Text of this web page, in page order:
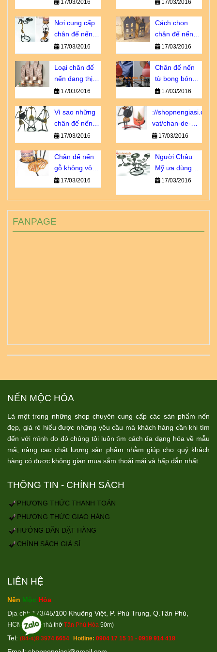
bỏ qua
17/03/2016 17/03/2016
Nơi cung cấp
chân đế nến
giá sỉ chiết
khấu cao
17/03/2016
Cách chọn
chân đế nến
tôn vinh vẻ đẹp
nội thất
17/03/2016
Loại chân đế
nến đang thịnh
hành số 1 tại
Châu u
17/03/2016
Chân đế nến
từ bong bóng -
sao lại không?
17/03/2016
Vì sao những
chân đế nến
này luôn cháy
hàng?
17/03/2016
://
vat/chan-de-
nen-go-khong-
vo-dung-nhu-
ban-nghi.html
17/03/2016
Chân đế nến
gỗ không vô
dụng như bạn
nghĩ!
17/03/2016
Người Châu
Mỹ ưa dùng
loại chân đế
17/03/2016
FANPAGE
NẾN MỘC HỎA
Là một trong những shop chuyên cung cấp các sản phẩm nến
đẹp, giá rẻ hiểu được những yêu cầu mà khách hàng cần khi tìm
đến với mình do đó chúng tôi luôn tìm cách đa dạng hóa về mẫu
mã, nâng cao chất lượng sản phẩm nhằm giúp cho quý khách
hàng có được không gian mua sắm thoải mái và hấp dẫn nhất.
THÔNG TIN - CHÍNH SÁCH
PHƯƠNG THỨC THANH TOÁN
PHƯƠNG THỨC GIAO HÀNG
HƯỚNG DẪN ĐẶT HÀNG
CHÍNH SÁCH GIÁ SỈ
LIÊN HỆ
Nến Mộc Hỏa
Địa chỉ: 173/45/100 Khuông Việt, P. Phú Trung, Q.Tân Phú,
HCM(Cách nhà thờ Tân Phú Hòa 50m)
Tel: (84-4)8 3974 6654 Hotline: 0904 17 15 11 - 0919 914 418